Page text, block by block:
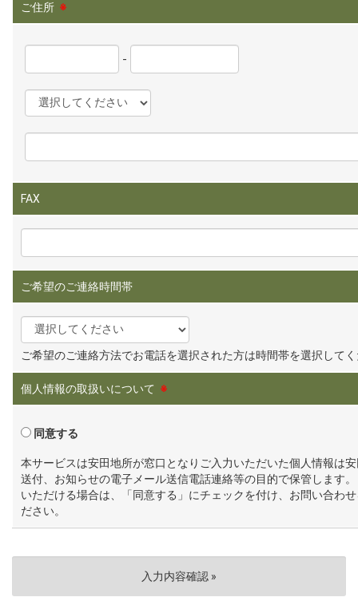
ご住所 ※
-
FAX
ご希望のご連絡時間帯
ご希望のご連絡方法でお電話を選択された方は時間帯を選択して
個人情報の取扱いについて ※
同意する
本サービスは安田地所が窓口となりご入力いただいた個人情報は
送付、お知らせの電子メール送信電話連絡等の目的で保管します
いただける場合は、「同意する」にチェックを付け、お問い合わ
ださい。